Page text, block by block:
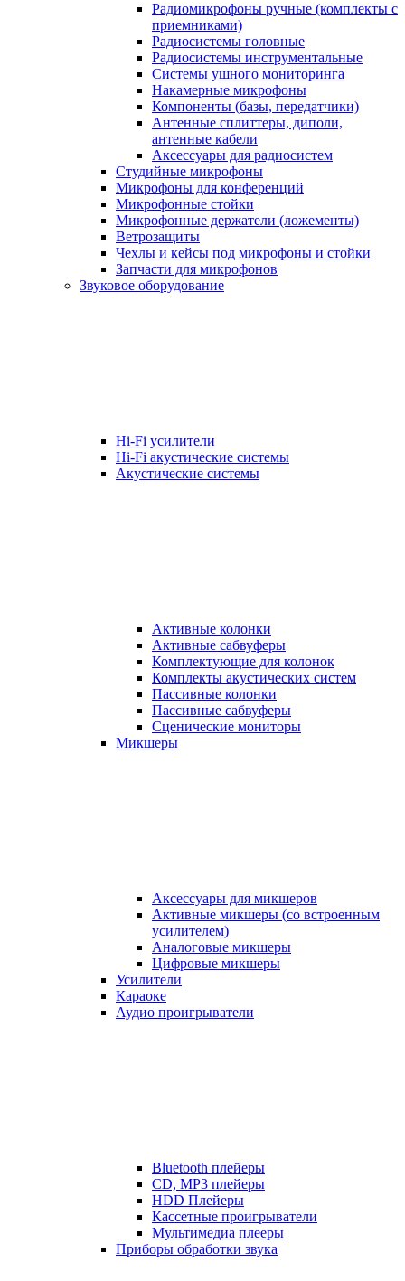
Радиомикрофоны ручные (комплекты с
приемниками)
Радиосистемы головные
Радиосистемы инструментальные
Системы ушного мониторинга
Накамерные микрофоны
Компоненты (базы, передатчики)
Антенные сплиттеры, диполи,
антенные кабели
Аксесcуары для радиосистем
Студийные микрофоны
Микрофоны для конференций
Микрофонные стойки
Микрофонные держатели (ложементы)
Ветрозащиты
Чехлы и кейсы под микрофоны и стойки
Запчасти для микрофонов
Звуковое оборудование
Hi-Fi усилители
Hi-Fi акустические системы
Акустические системы
Активные колонки
Активные сабвуферы
Комплектующие для колонок
Комплекты акустических систем
Пассивные колонки
Пассивные сабвуферы
Сценические мониторы
Микшеры
Аксессуары для микшеров
Активные микшеры (со встроенным
усилителем)
Аналоговые микшеры
Цифровые микшеры
Усилители
Караоке
Аудио проигрыватели
Bluetooth плейеры
CD, MP3 плейеры
HDD Плейеры
Кассетные проигрыватели
Мультимедиа плееры
Приборы обработки звука